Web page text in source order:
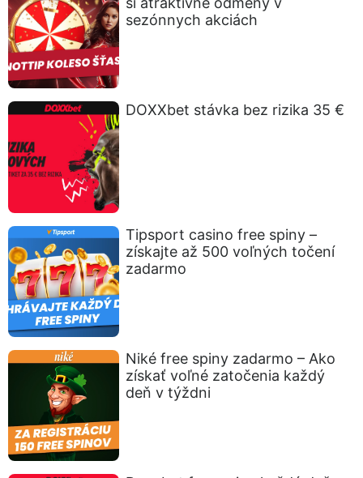
sezónnych akciách
DOXXbet stávka bez rizika 35 €
Tipsport casino free spiny –
získajte až 500 voľných točení
zadarmo
Niké free spiny zadarmo – Ako
získať voľné zatočenia každý
deň v týždni